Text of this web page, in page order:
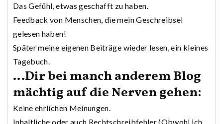
Das Gefühl, etwas geschafft zu haben.
Feedback von Menschen, die mein Geschreibsel
gelesen haben!
Später meine eigenen Beiträge wieder lesen, ein kleines
Tagebuch.
…Dir bei manch anderem Blog
mächtig auf die Nerven gehen:
Keine ehrlichen Meinungen.
Inhaltliche oder auch Rechtschreibfehler (Obwohl ich